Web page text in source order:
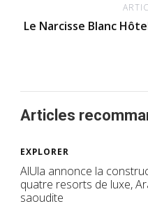
Le Narcisse Blanc
Articles
EXPLORER
AlUla annonce la
quatre resorts de luxe,
saoudite